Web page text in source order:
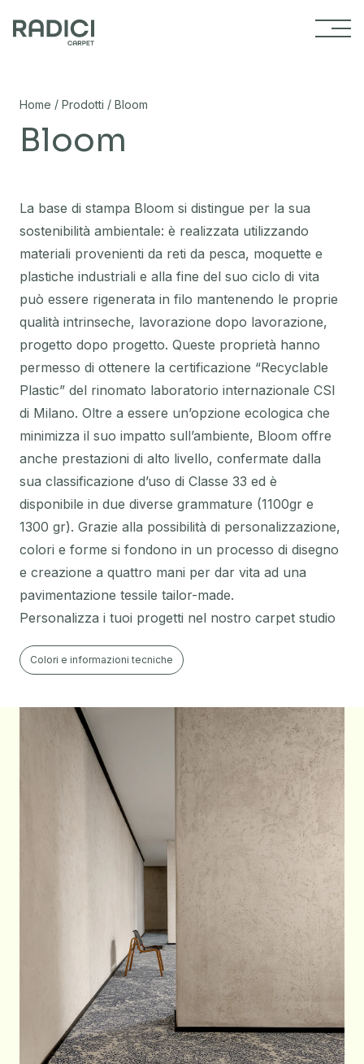
Home / Prodotti / Bloom
Bloom
La base di stampa Bloom si distingue per la sua
sostenibilità ambientale: è realizzata utilizzando
materiali provenienti da reti da pesca, moquette e
plastiche industriali e alla fine del suo ciclo di vita
può essere rigenerata in filo mantenendo le proprie
qualità intrinseche, lavorazione dopo lavorazione,
progetto dopo progetto. Queste proprietà hanno
permesso di ottenere la certificazione “Recyclable
Plastic” del rinomato laboratorio internazionale CSI
di Milano. Oltre a essere un’opzione ecologica che
minimizza il suo impatto sull’ambiente, Bloom offre
anche prestazioni di alto livello, confermate dalla
sua classificazione d’uso di Classe 33 ed è
disponibile in due diverse grammature (1100gr e
1300 gr). Grazie alla possibilità di personalizzazione,
colori e forme si fondono in un processo di disegno
e creazione a quattro mani per dar vita ad una
pavimentazione tessile tailor-made.
Personalizza i tuoi progetti nel nostro carpet studio
Colori e informazioni tecniche